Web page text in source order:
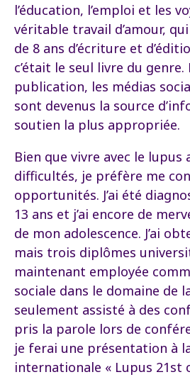
l’éducation, l’emploi et les
véritable travail d’amour,
de 8 ans d’écriture et
c’était le seul livre du genre.
publication, les médias
sont devenus la source
soutien la plus appropriée.
Bien que vivre avec le
difficultés, je préfère me
opportunités. J’ai été
13 ans et j’ai encore de
de mon adolescence. J’ai
mais trois diplômes
maintenant employée
sociale dans le domaine de
seulement assisté à des
pris la parole lors de
je ferai une présentation à
internationale « Lupus 21st